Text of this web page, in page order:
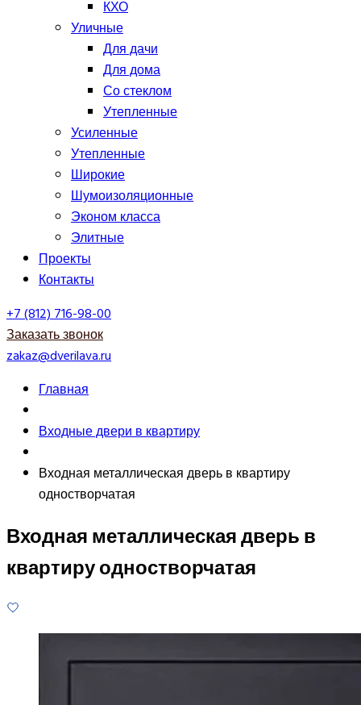
КХО
Уличные
Для дачи
Для дома
Со стеклом
Утепленные
Усиленные
Утепленные
Широкие
Шумоизоляционные
Эконом класса
Элитные
Проекты
Контакты
+7 (812) 716-98-00
Заказать звонок
zakaz@dverilava.ru
Главная
Входные двери в квартиру
Входная металлическая дверь в квартиру
одностворчатая
Входная металлическая дверь в
квартиру одностворчатая